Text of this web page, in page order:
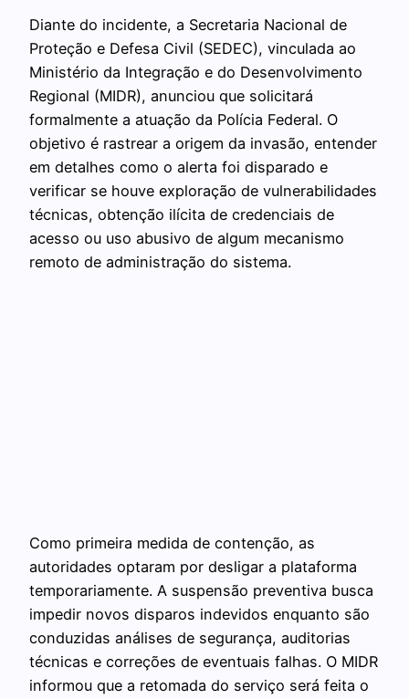
Diante do incidente, a Secretaria Nacional de
Proteção e Defesa Civil (SEDEC), vinculada ao
Ministério da Integração e do Desenvolvimento
Regional (MIDR), anunciou que solicitará
formalmente a atuação da Polícia Federal. O
objetivo é rastrear a origem da invasão, entender
em detalhes como o alerta foi disparado e
verificar se houve exploração de vulnerabilidades
técnicas, obtenção ilícita de credenciais de
acesso ou uso abusivo de algum mecanismo
remoto de administração do sistema.
Como primeira medida de contenção, as
autoridades optaram por desligar a plataforma
temporariamente. A suspensão preventiva busca
impedir novos disparos indevidos enquanto são
conduzidas análises de segurança, auditorias
técnicas e correções de eventuais falhas. O MIDR
informou que a retomada do serviço será feita o